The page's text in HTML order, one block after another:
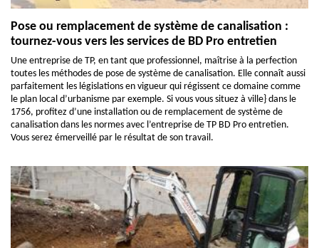
Pose ou remplacement de système de canalisation :
tournez-vous vers les services de BD Pro entretien
Une entreprise de TP, en tant que professionnel, maîtrise à la perfection
toutes les méthodes de pose de système de canalisation. Elle connaît aussi
parfaitement les législations en vigueur qui régissent ce domaine comme
le plan local d’urbanisme par exemple. Si vous vous situez à ville} dans le
1756, profitez d’une installation ou de remplacement de système de
canalisation dans les normes avec l’entreprise de TP BD Pro entretien.
Vous serez émerveillé par le résultat de son travail.